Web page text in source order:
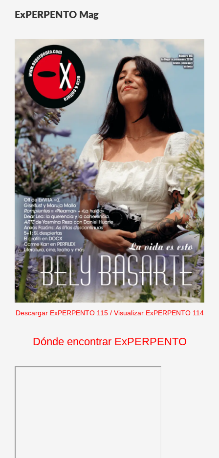
ExPERPENTO Mag
Descargar ExPERPENTO 115/ Visualizar ExPERPENTO 114
Dónde encontrar ExPERPENTO